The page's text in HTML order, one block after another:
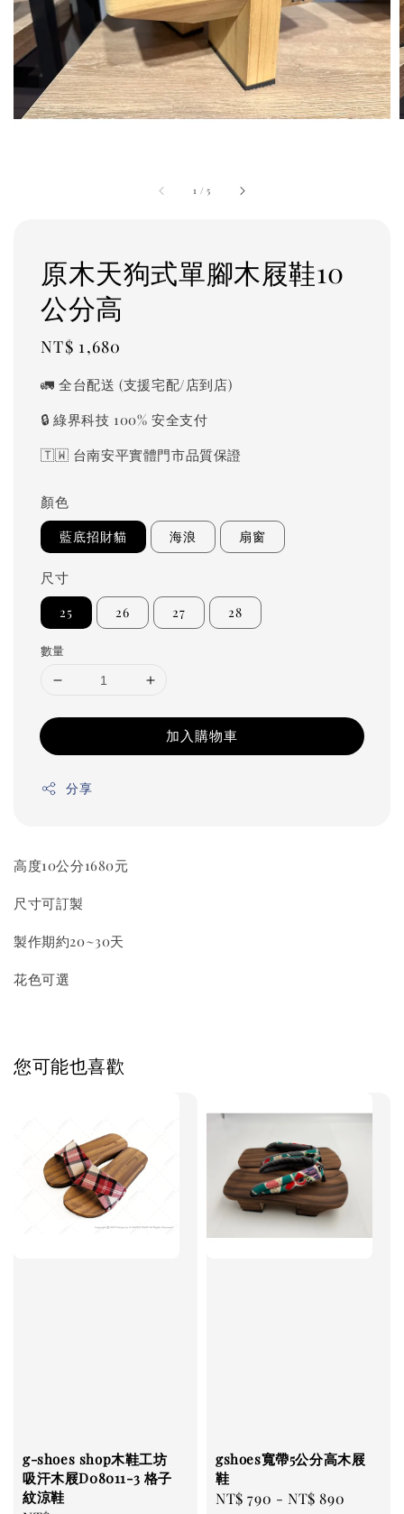
1 /5
原木天狗式單腳木屐鞋10
公分高
Regular
NT$ 1,680
🚛 全台配送 (支援宅配/店到店)
🔒 綠界科技 100% 安全支付
🇹🇼 台南安平實體門市品質保證
顏色
藍底招財貓 海浪 扇窗
尺寸
25 26 27 28
數量
加入購物車
分享
高度10公分1680元
尺寸可訂製
製作期約20~30天
花色可選
您可能也喜歡
g-shoes shop木鞋工坊
吸汗木屐D08011-3 格子
紋涼鞋
gshoes寬帶5公分高木屐
鞋
Regular
NT$ 790 -NT$ 890